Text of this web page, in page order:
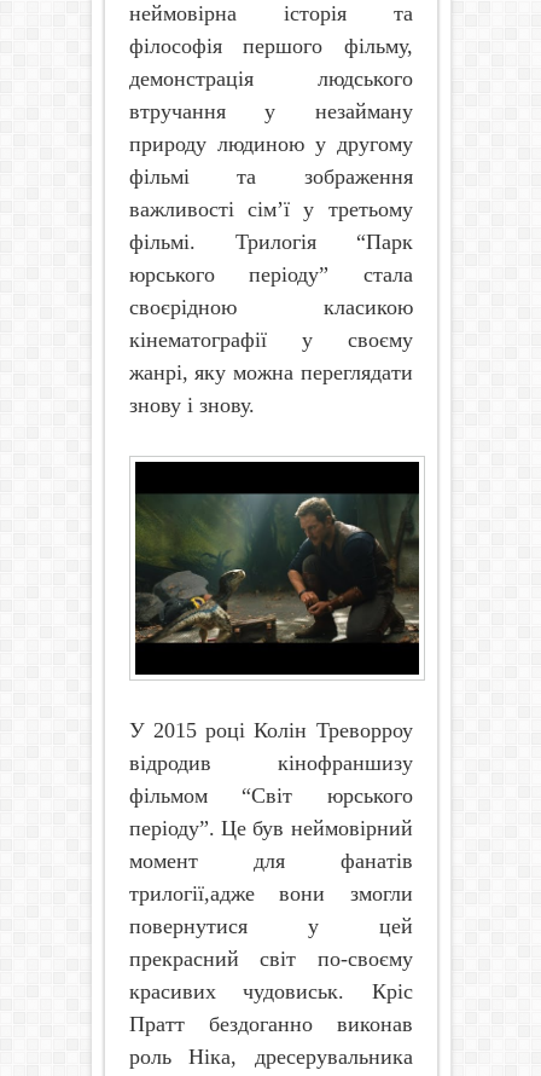
неймовірна історія та
філософія першого фільму,
демонстрація людського
втручання у незайману
природу людиною у другому
фільмі та зображення
важливості сім’ї у третьому
фільмі. Трилогія “Парк
юрського періоду” стала
своєрідною класикою
кінематографії у своєму
жанрі, яку можна переглядати
знову і знову.
У 2015 році Колін Треворроу
відродив кінофраншизу
фільмом “Світ юрського
періоду”. Це був неймовірний
момент для фанатів
трилогії,адже вони змогли
повернутися у цей
прекрасний світ по-своєму
красивих чудовиськ. Кріс
Пратт бездоганно виконав
роль Ніка, дресерувальника